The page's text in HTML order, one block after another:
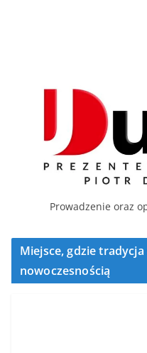
Prowadzenie oraz
Miejsce, gdzie
nowoczesnością